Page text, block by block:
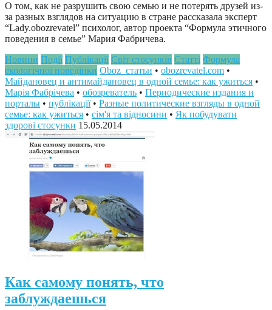
О том, как не разрушить свою семью и не потерять друзей из-
за разных взглядов на ситуацию в стране рассказала эксперт
“Lady.obozrevatel” психолог, автор проекта “Формула этичного
поведения в семье” Мария Фабричева.
Новини Події Публікації Світ стосунків Статті Формула
екологічної поведінки Oboz_статьи • obozrevatel.com •
Майдановец и антимайдановец в одной семье: как ужиться •
Марія Фабрічева • обозреватель • Периодические издания и
порталы • публікації• Разные политические взгляды в одной
семье: как ужиться • сім'я та відносини • Як побудувати
здорові стосунки 15.05.2014
Как самому понять, что
заблуждаешься